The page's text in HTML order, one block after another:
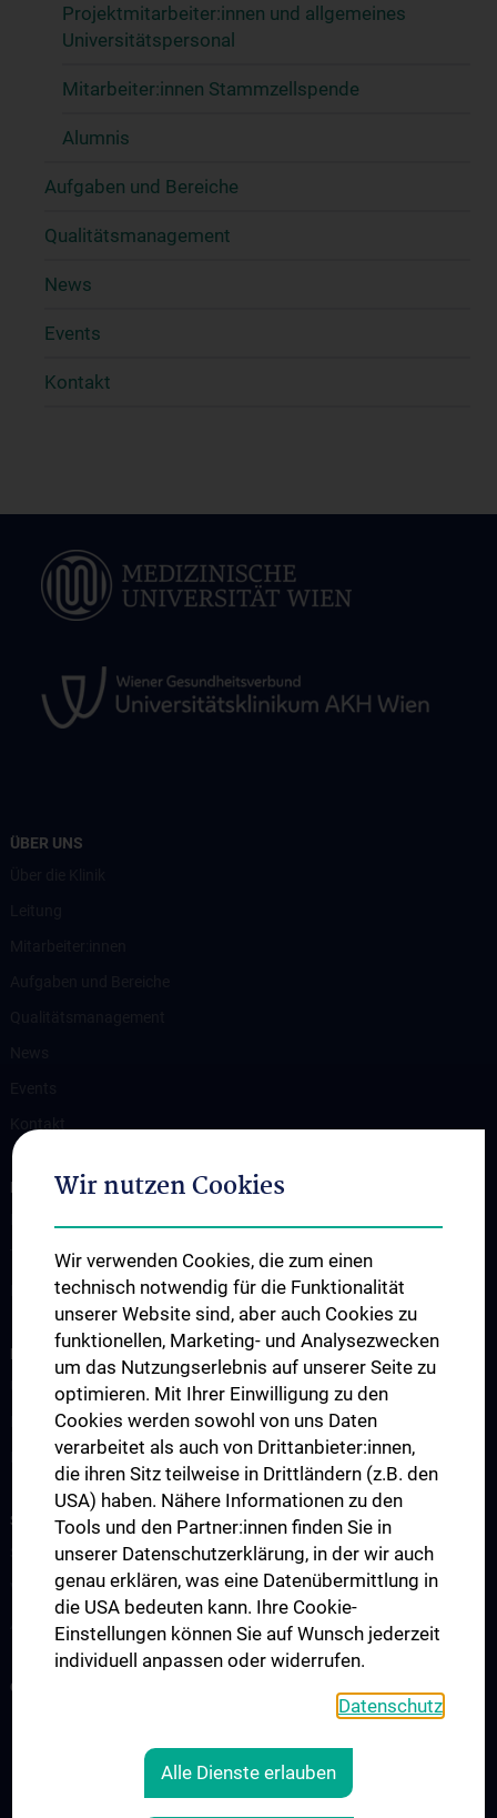
Projektmitarbeiter:innen und allgemeines
Universitätspersonal
Mitarbeiter:innen Stammzellspende
Alumnis
Aufgaben und Bereiche
Qualitätsmanagement
News
Events
Kontakt
ÜBER UNS
KLINISCHE BEREICHE
Therapeutische Bereiche & Spender:innenmedizin
Blutdepot
FORSCHUNG & ENTWICKLUNG
Übersicht
Klinische Studien
Experimentelle Forschung
STUDIUM, AUS- UND WEITERBILDUNG
Studium & Vorlesungen
Weiterbildung Transfusionsmedizin
Ärztliche Pflichtschulung
GESUNDHEIT SPENDEN!
VERBESSERUNGEN
Wir nutzen Cookies
Wir verwenden Cookies, die zum einen
technisch notwendig für die Funktionalität
unserer Website sind, aber auch Cookies zu
funktionellen, Marketing- und Analysezwecken
um das Nutzungserlebnis auf unserer Seite zu
optimieren. Mit Ihrer Einwilligung zu den
Cookies werden sowohl von uns Daten
verarbeitet als auch von Drittanbieter:innen,
die ihren Sitz teilweise in Drittländern (z.B. den
USA) haben. Nähere Informationen zu den
Tools und den Partner:innen finden Sie in
unserer Datenschutzerklärung, in der wir auch
genau erklären, was eine Datenübermittlung in
die USA bedeuten kann. Ihre Cookie-
Einstellungen können Sie auf Wunsch jederzeit
individuell anpassen oder widerrufen.
Datenschutz
Alle Dienste erlauben